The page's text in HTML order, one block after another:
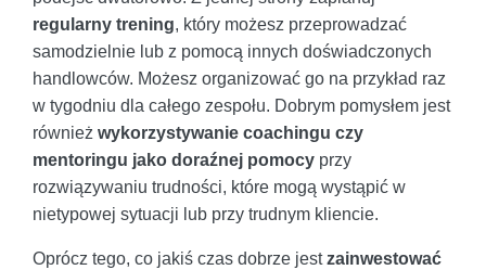
regularny trening, który możesz przeprowadzać
samodzielnie lub z pomocą innych doświadczonych
handlowców. Możesz organizować go na przykład raz
w tygodniu dla całego zespołu. Dobrym pomysłem jest
również wykorzystywanie coachingu czy
mentoringu jako doraźnej pomocy przy
rozwiązywaniu trudności, które mogą wystąpić w
nietypowej sytuacji lub przy trudnym kliencie.
Oprócz tego, co jakiś czas dobrze jestzainwestować